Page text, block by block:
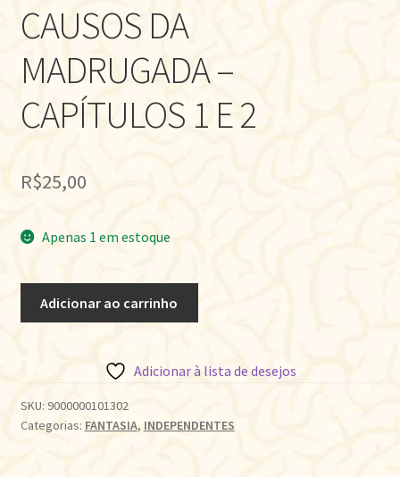
CAUSOS DA
MADRUGADA –
CAPÍTULOS 1 E 2
R$25,00
Apenas 1 em estoque
CAPÍTULOS
1
E
Adicionar ao carrinho
Adicionar à lista de desejos
SKU: 9000000101302
Categorias: FANTASIA, INDEPENDENTES